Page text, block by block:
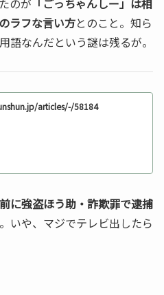
ラフな言い方とのこと。知ら
語なんだという謎は残るが。
articles/-/58184
に強盗ほう助・詐欺罪で逮捕
いや、マジでテレビ出したら